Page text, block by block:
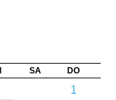
SA DO
1